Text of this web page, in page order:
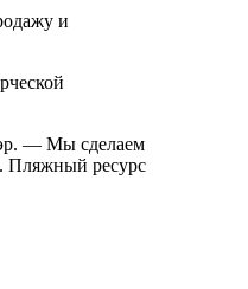
и
— Мы сделаем
Пляжный ресурс